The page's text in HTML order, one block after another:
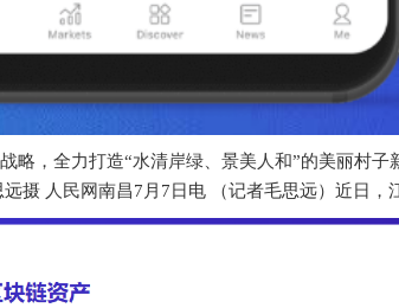
略，全力打造“水清岸绿、景美人和”的美丽村
摄 人民网南昌7月7日电 （记者毛思远）近日，